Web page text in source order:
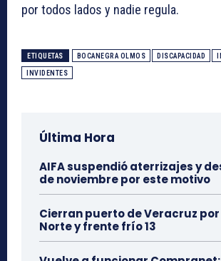
por todos lados y nadie regula.
ETIQUETAS BOCANEGRA OLMOS DISCAPACIDAD
INVIDENTES
Última Hora
AIFA suspendió aterrizajes y
de noviembre por este motivo
Cierran puerto de Veracruz
Norte y frente frío 13